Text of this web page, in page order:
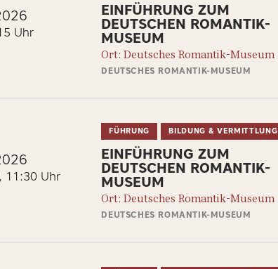
Uhr
EINFÜHRUNG ZUM
DEUTSCHEN ROMANTIK-
MUSEUM
Ort: Deutsches Romantik-Museum
DEUTSCHES ROMANTIK-MUSEUM
11:30 Uhr
FÜHRUNG BILDUNG & VERMITTLUNG
EINFÜHRUNG ZUM
DEUTSCHEN ROMANTIK-
MUSEUM
Ort: Deutsches Romantik-Museum
DEUTSCHES ROMANTIK-MUSEUM